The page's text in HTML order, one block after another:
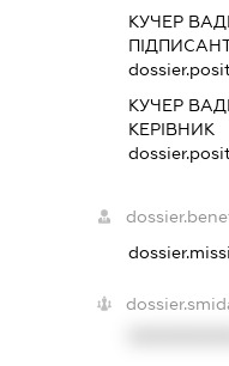
КУЧЕР
КУЧЕР
КЕРІВНИК